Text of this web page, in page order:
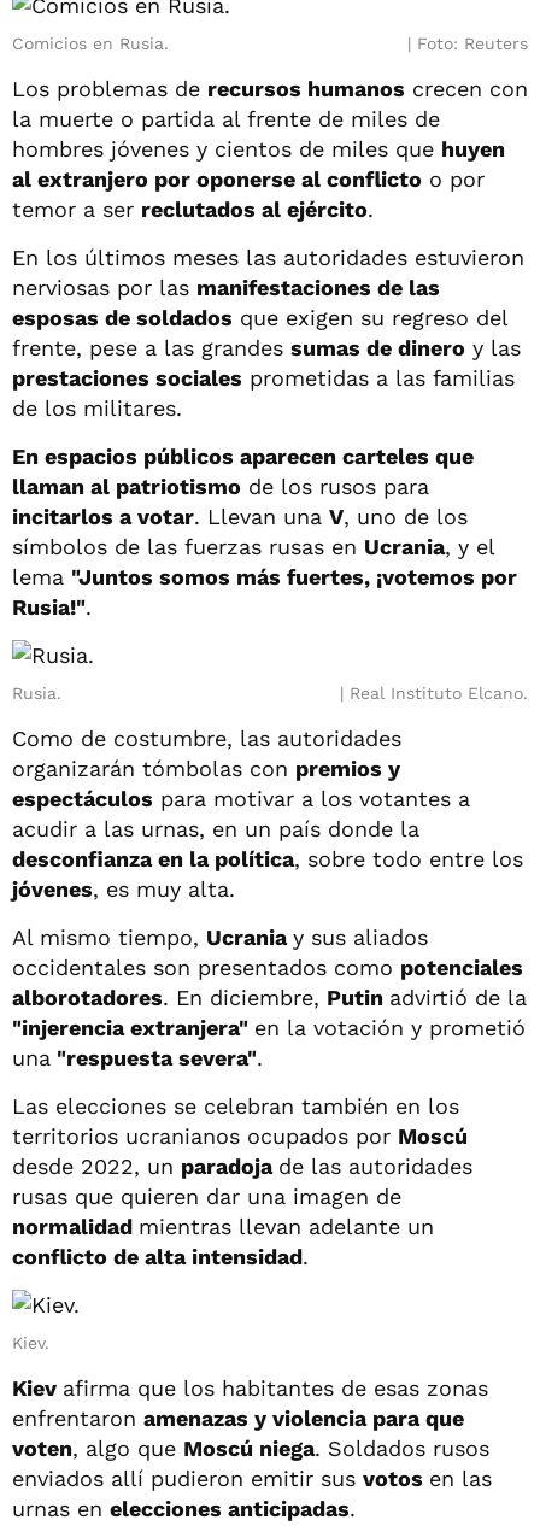
Comicios en Rusia. Foto: Reuters
Los problemas de recursos humanos crecen con
la muerte o partida al frente de miles de
hombres jóvenes y cientos de miles que huyen
al extranjero por oponerse al conflicto o por
temor a ser reclutados al ejército.
En los últimos meses las autoridades estuvieron
nerviosas por las manifestaciones de las
esposas de soldados que exigen su regreso del
frente, pese a las grandes sumas de dinero y las
prestaciones sociales prometidas a las familias
de los militares.
En espacios públicos aparecen carteles que
llaman al patriotismo de los rusos para
incitarlos a votar. Llevan una V, uno de los
símbolos de las fuerzas rusas en Ucrania, y el
lema "Juntos somos más fuertes, ¡votemos por
Rusia!".
Rusia. Real Instituto Elcano.
Como de costumbre, las autoridades
organizarán tómbolas con premios y
espectáculos para motivar a los votantes a
acudir a las urnas, en un país donde la
desconfianza en la política, sobre todo entre los
jóvenes, es muy alta.
Al mismo tiempo, Ucraniay sus aliados
occidentales son presentados como potenciales
alborotadores. En diciembre, Putin advirtió de la
"injerencia extranjera" en la votación y prometió
una "respuesta severa".
Las elecciones se celebran también en los
territorios ucranianos ocupados por Moscú
desde 2022, un paradoja de las autoridades
rusas que quieren dar una imagen de
normalidad mientras llevan adelante un
conflicto de alta intensidad.
Kiev.
Kiev afirma que los habitantes de esas zonas
enfrentaron amenazas y violencia para que
voten, algo que Moscú niega. Soldados rusos
enviados allí pudieron emitir sus votos en las
urnas en elecciones anticipadas.